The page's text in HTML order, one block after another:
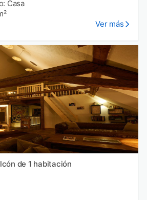
Casa
Ver más
de 1 habitación